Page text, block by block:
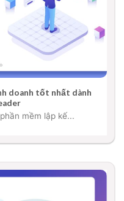
doanh tốt nhất dành
mềm lập kế...